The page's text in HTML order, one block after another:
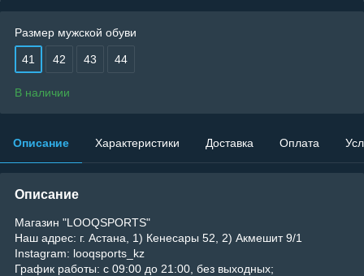
Размер мужской обуви
41 42 43 44
В наличии
Описание Характеристики Доставка Оплата
Описание
Магазин "LOOQSPORTS"
Наш адрес: г. Астана, 1) Кенесары 52, 2) Акмешит 9/1
Instagram: looqsports_kz
График работы: с 09:00 до 21:00, без выходных;